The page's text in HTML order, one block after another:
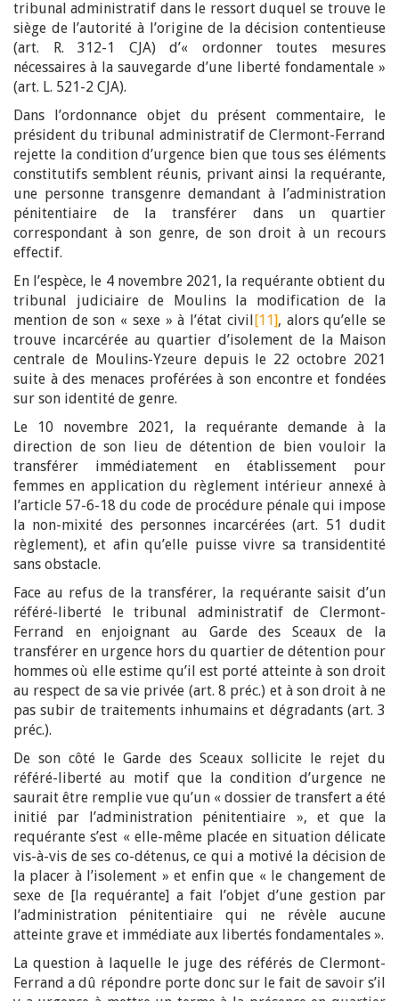
tribunal administratif dans le ressort duquel se trouve le
siège de l’autorité à l’origine de la décision contentieuse
(art. R. 312-1 CJA) d’« ordonner toutes mesures
nécessaires à la sauvegarde d’une liberté fondamentale »
(art. L. 521-2 CJA).
Dans l’ordonnance objet du présent commentaire, le
président du tribunal administratif de Clermont-Ferrand
rejette la condition d’urgence bien que tous ses éléments
constitutifs semblent réunis, privant ainsi la requérante,
une personne transgenre demandant à l’administration
pénitentiaire de la transférer dans un quartier
correspondant à son genre, de son droit à un recours
effectif.
En l’espèce, le 4 novembre 2021, la requérante obtient du
tribunal judiciaire de Moulins la modification de la
mention de son « sexe » à l’état civil[11], alors qu’elle se
trouve incarcérée au quartier d’isolement de la Maison
centrale de Moulins-Yzeure depuis le 22 octobre 2021
suite à des menaces proférées à son encontre et fondées
sur son identité de genre.
Le 10 novembre 2021, la requérante demande à la
direction de son lieu de détention de bien vouloir la
transférer immédiatement en établissement pour
femmes en application du règlement intérieur annexé à
l’article 57-6-18 du code de procédure pénale qui impose
la non-mixité des personnes incarcérées (art. 51 dudit
règlement), et afin qu’elle puisse vivre sa transidentité
sans obstacle.
Face au refus de la transférer, la requérante saisit d’un
référé-liberté le tribunal administratif de Clermont-
Ferrand en enjoignant au Garde des Sceaux de la
transférer en urgence hors du quartier de détention pour
hommes où elle estime qu’il est porté atteinte à son droit
au respect de sa vie privée (art. 8 préc.) et à son droit à ne
pas subir de traitements inhumains et dégradants (art. 3
préc.).
De son côté le Garde des Sceaux sollicite le rejet du
référé-liberté au motif que la condition d’urgence ne
saurait être remplie vue qu’un « dossier de transfert a été
initié par l’administration pénitentiaire », et que la
requérante s’est « elle-même placée en situation délicate
vis-à-vis de ses co-détenus, ce qui a motivé la décision de
la placer à l’isolement » et enfin que « le changement de
sexe de [la requérante] a fait l’objet d’une gestion par
l’administration pénitentiaire qui ne révèle aucune
atteinte grave et immédiate aux libertés fondamentales ».
La question à laquelle le juge des référés de Clermont-
Ferrand a dû répondre porte donc sur le fait de savoir s’il